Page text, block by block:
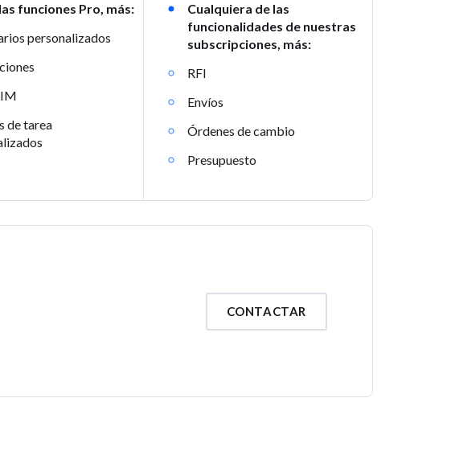
funciones Pro, más:
personalizados
de tarea
Cualquiera de las
funcionalidades de nuestras
subscripciones, más:
RFI
Envíos
Órdenes de cambio
Presupuesto
CONTACTAR